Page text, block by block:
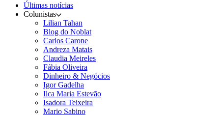
Últimas notícias
Colunistas
Lilian Tahan
Blog do Noblat
Carlos Carone
Andreza Matais
Claudia Meireles
Fábia Oliveira
Dinheiro & Negócios
Igor Gadelha
Ilca Maria Estevão
Isadora Teixeira
Mario Sabino